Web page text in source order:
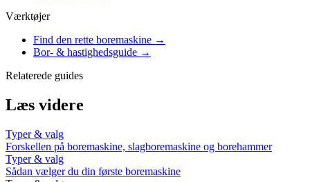
Værktøjer
Find den rette boremaskine →
Bor- & hastighedsguide →
Relaterede guides
Læs videre
Typer & valg
Forskellen på boremaskine, slagboremaskine og borehammer
Typer & valg
Sådan vælger du din første boremaskine